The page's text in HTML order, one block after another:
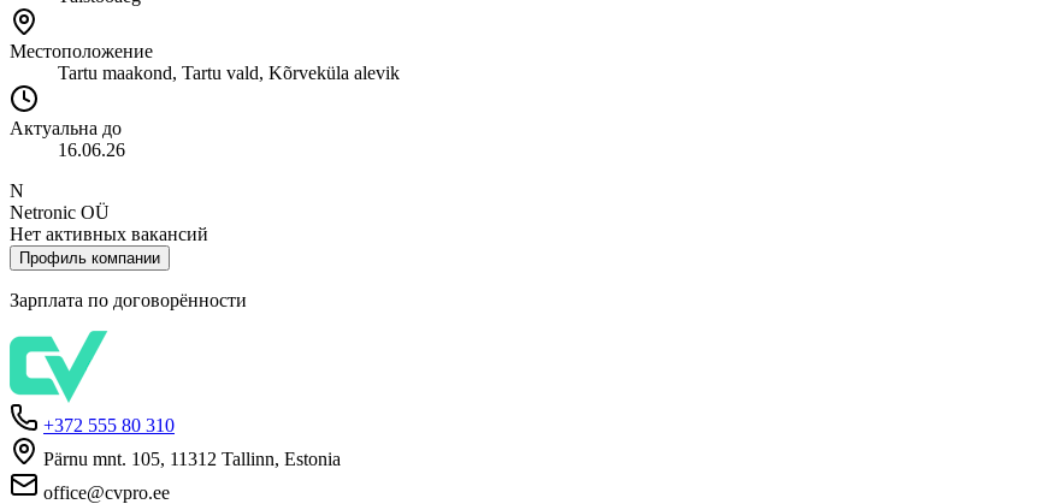
Местоположение
Tartu maakond, Tartu vald, Kõrveküla alevik
Актуальна до
16.06.26
N
Netronic OÜ
Нет активных вакансий
Профиль компании
Зарплата по договорённости
+372 555 80 310
Pärnu mnt. 105, 11312 Tallinn, Estonia
office@cvpro.ee